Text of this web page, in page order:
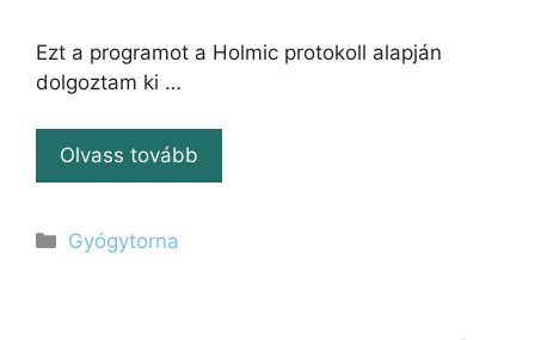
Ezt a programot a Holmic protokoll alapján
dolgoztam ki …
Olvass tovább
Kategória
Gyógytorna